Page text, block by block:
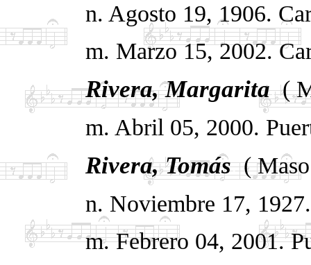
n. Agosto 19, 1906.
m. Marzo 15, 2002.
Rivera, Margarita.(
m. Abril 05, 2000.
Rivera, Tomás.(
n. Noviembre 17,
m. Febrero 04, 2001.